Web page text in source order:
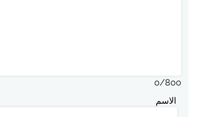
0/800
الاسم